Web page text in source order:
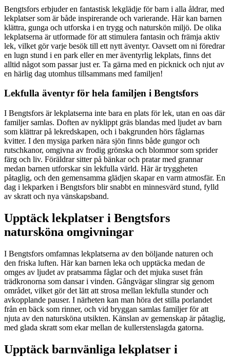
Bengtsfors erbjuder en fantastisk lekglädje för barn i alla åldrar, med
lekplatser som är både inspirerande och varierande. Här kan barnen
klättra, gunga och utforska i en trygg och naturskön miljö. De olika
lekplatserna är utformade för att stimulera fantasin och främja aktiv
lek, vilket gör varje besök till ett nytt äventyr. Oavsett om ni föredrar
en lugn stund i en park eller en mer äventyrlig lekplats, finns det
alltid något som passar just er. Ta gärna med en picknick och njut av
en härlig dag utomhus tillsammans med familjen!
Lekfulla äventyr för hela familjen i Bengtsfors
I Bengtsfors är lekplatserna inte bara en plats för lek, utan en oas där
familjer samlas. Doften av nyklippt gräs blandas med ljudet av barn
som klättrar på lekredskapen, och i bakgrunden hörs fåglarnas
kvitter. I den mysiga parken nära sjön finns både gungor och
rutschkanor, omgivna av frodig grönska och blommor som sprider
färg och liv. Föräldrar sitter på bänkar och pratar med grannar
medan barnen utforskar sin lekfulla värld. Här är tryggheten
påtaglig, och den gemensamma glädjen skapar en varm atmosfär. En
dag i lekparken i Bengtsfors blir snabbt en minnesvärd stund, fylld
av skratt och nya vänskapsband.
Upptäck lekplatser i Bengtsfors
natursköna omgivningar
I Bengtsfors omfamnas lekplatserna av den böljande naturen och
den friska luften. Här kan barnen leka och upptäcka medan de
omges av ljudet av pratsamma fåglar och det mjuka suset från
trädkronorna som dansar i vinden. Gångvägar slingrar sig genom
området, vilket gör det lätt att strosa mellan lekfulla stunder och
avkopplande pauser. I närheten kan man höra det stilla porlandet
från en bäck som rinner, och vid bryggan samlas familjer för att
njuta av den natursköna utsikten. Känslan av gemenskap är påtaglig,
med glada skratt som ekar mellan de kullerstenslagda gatorna.
Upptäck barnvänliga lekplatser i